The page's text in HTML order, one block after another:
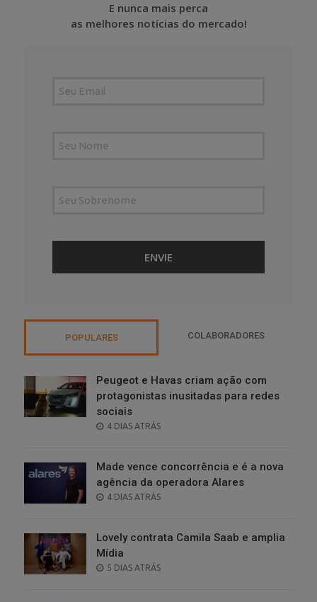
E nunca mais perca
as melhores notícias do mercado!
POPULARES COLABORADORES
Peugeot e Havas criam ação com
protagonistas inusitadas para redes
sociais
POSTED
4 DIAS ATRÁS
Made vence concorrência e é a nova
agência da operadora Alares
POSTED
4 DIAS ATRÁS
Lovely contrata Camila Saab e amplia
Mídia
POSTED
5 DIAS ATRÁS